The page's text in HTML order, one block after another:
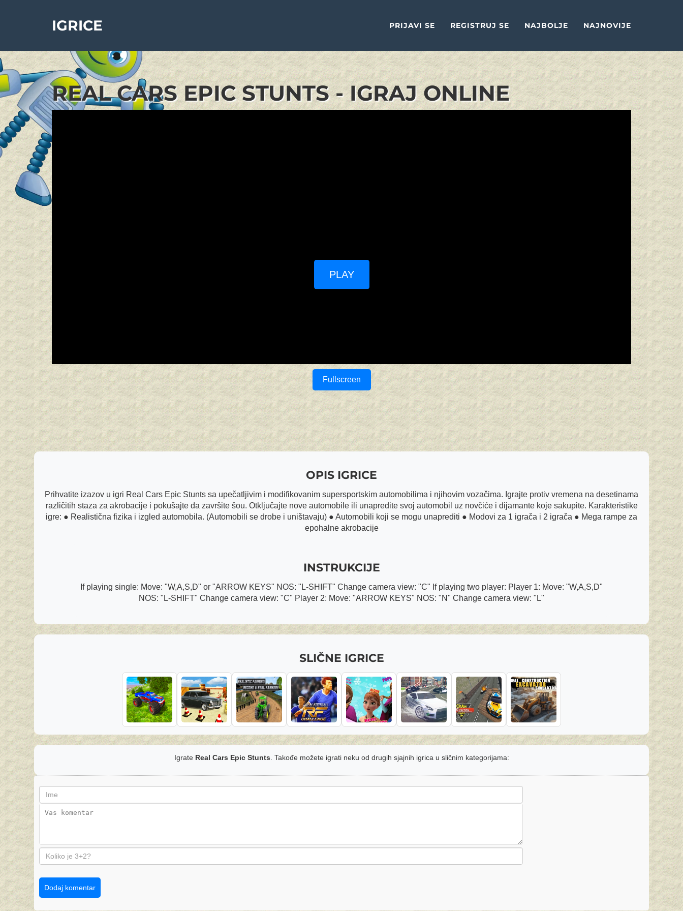
IGRICE PRIJAVI SE REGISTRUJ SE NAJBOLJE NAJNOVIJE
REAL CARS EPIC STUNTS - IGRAJ ONLINE
PLAY
Fullscreen
OPIS IGRICE
Prihvatite izazov u igri Real Cars Epic Stunts sa upečatljivim i modifikovanim supersportskim automobilima i njihovim vozačima. Igrajte protiv vremena na desetinama
različitih staza za akrobacije i pokušajte da završite šou. Otključajte nove automobile ili unapredite svoj automobil uz novčiće i dijamante koje sakupite. Karakteristike
igre: ● Realistična fizika i izgled automobila. (Automobili se drobe i uništavaju) ● Automobili koji se mogu unaprediti ● Modovi za 1 igrača i 2 igrača ● Mega rampe za
epohalne akrobacije
INSTRUKCIJE
If playing single: Move: "W,A,S,D" or "ARROW KEYS" NOS: "L-SHIFT" Change camera view: "C" If playing two player: Player 1: Move: "W,A,S,D"
NOS: "L-SHIFT" Change camera view: "C" Player 2: Move: "ARROW KEYS" NOS: "N" Change camera view: "L"
SLIČNE IGRICE
Igrate Real Cars Epic Stunts . Takođe možete igrati neku od drugih sjajnih igrica u sličnim kategorijama:
Dodaj komentar